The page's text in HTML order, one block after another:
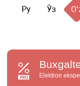
Ру Ўз
Elektron